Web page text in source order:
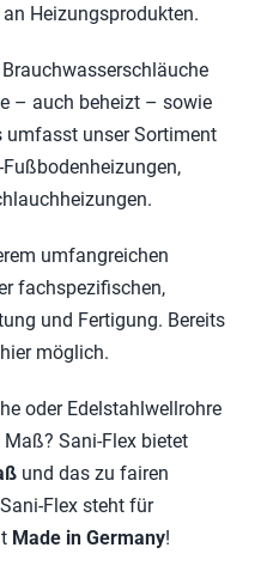
Heizungsprodukten.
– auch beheizt – sowie
umfasst unser Sortiment
umfangreichen
fachspezifischen,
und Fertigung. Bereits
möglich.
oder Edelstahlwellrohre
Sani-Flex bietet
und das zu fairen
Flex steht für
Made in Germany!